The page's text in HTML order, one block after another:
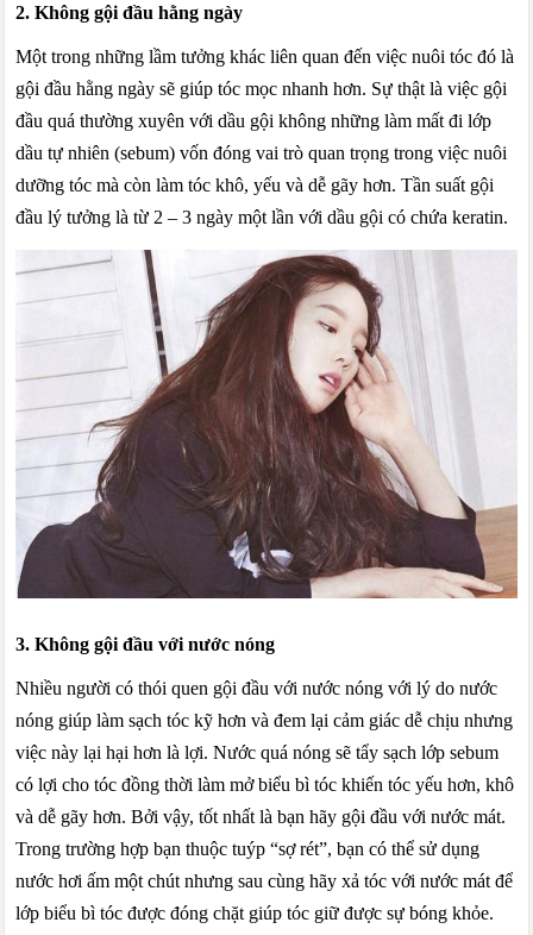
2. Không gội đầu hằng ngày
Một trong những lầm tưởng khác liên quan đến việc nuôi tóc đó là
gội đầu hằng ngày sẽ giúp tóc mọc nhanh hơn. Sự thật là việc gội
đầu quá thường xuyên với dầu gội không những làm mất đi lớp
dầu tự nhiên (sebum) vốn đóng vai trò quan trọng trong việc nuôi
dưỡng tóc mà còn làm tóc khô, yếu và dễ gãy hơn. Tần suất gội
đầu lý tưởng là từ 2 – 3 ngày một lần với dầu gội có chứa keratin.
3. Không gội đầu với nước nóng
Nhiều người có thói quen gội đầu với nước nóng với lý do nước
nóng giúp làm sạch tóc kỹ hơn và đem lại cảm giác dễ chịu nhưng
việc này lại hại hơn là lợi. Nước quá nóng sẽ tẩy sạch lớp sebum
có lợi cho tóc đồng thời làm mở biểu bì tóc khiến tóc yếu hơn, khô
và dễ gãy hơn. Bởi vậy, tốt nhất là bạn hãy gội đầu với nước mát.
Trong trường hợp bạn thuộc tuýp “sợ rét”, bạn có thể sử dụng
nước hơi ấm một chút nhưng sau cùng hãy xả tóc với nước mát để
lớp biểu bì tóc được đóng chặt giúp tóc giữ được sự bóng khỏe.